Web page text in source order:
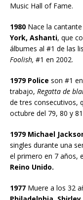
Music Hall of Fame.
1980 Nace la
York, Ashanti, que
álbumes al #1 de las
Foolish, #1 en 2002.
1979 Police son #1
trabajo, Regatta de
de tres consecutivos,
octubre del 79, 80 y
1979 Michael
singles durante una
el primero en 7 años,
Reino Unido.
1977 Muere a los 32